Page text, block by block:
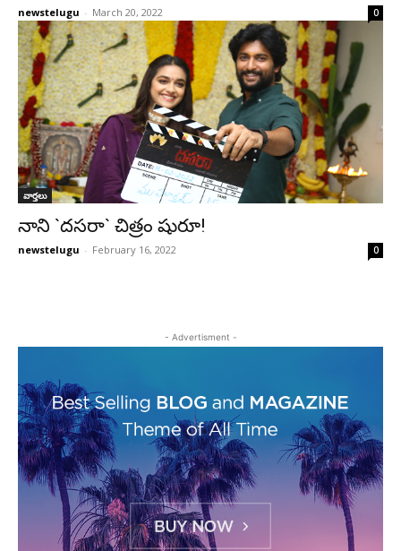
newstelugu - March 20, 2022 0
వార్తలు
నాని `దసరా` చిత్రం షురూ!
newstelugu - February 16, 2022 0
- Advertisment -